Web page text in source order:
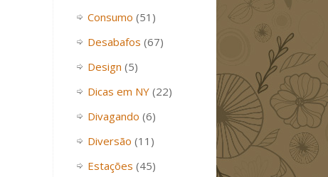
Consumo (51)
Desabafos (67)
Design (5)
Dicas em NY (22)
Divagando (6)
Diversão (11)
Estações (45)